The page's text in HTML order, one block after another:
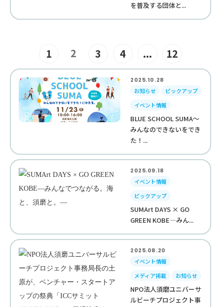
を普及する団体と...
1 2 3 4 ... 12
2025.10.28
お知らせ
ピックアップ
イベント情報
BLUE SCHOOL SUMA～
みんなのできないをでき
た！...
2025.09.18
イベント情報
ピックアップ
SUMArt DAYS × GO
GREEN KOBE—みん...
2025.08.20
イベント情報
メディア掲載
お知らせ
NPO法人須磨ユニバーサ
ルビーチプロジェクト事